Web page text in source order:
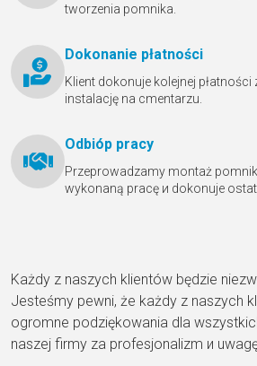
tworzenia pomnika.
Dokonanie płatności
Klient dokonuje kolejnej płatności
instalację na cmentarzu.
Odbióр pracy
Przeprowadzamy montaż
wykonaną pracę и dokonuje
Każdy z naszych klientów będzie
Jesteśmy pewni, że każdy z naszych
ogromne podziękowania dla
naszej firmy za profesjonalizm и